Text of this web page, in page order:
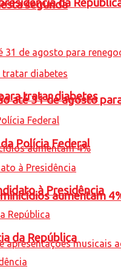
segunda
até 31 de agosto
aumentam
tratar diabetes
Polícia Federal
à Presidência
da República